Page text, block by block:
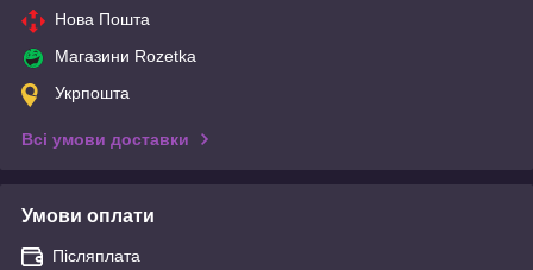
Нова Пошта
Магазини Rozetka
Укрпошта
Всі умови доставки
Умови оплати
Післяплата